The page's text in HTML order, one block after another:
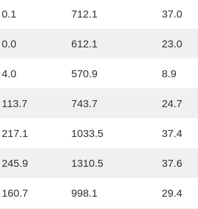
0.1 712.1 37.0
0.0 612.1 23.0
4.0 570.9 8.9
113.7 743.7 24.7
217.1 1033.5 37.4
245.9 1310.5 37.6
160.7 998.1 29.4